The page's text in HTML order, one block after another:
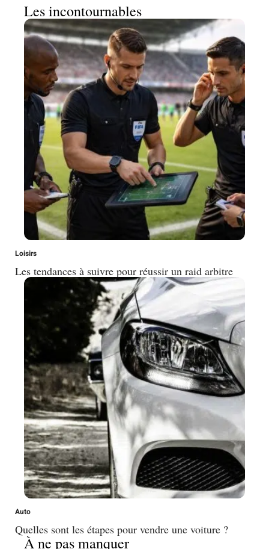
Les incontournables
Loisirs
Les tendances à suivre pour réussir un raid arbitre
Auto
Quelles sont les étapes pour vendre une voiture ?
À ne pas manquer